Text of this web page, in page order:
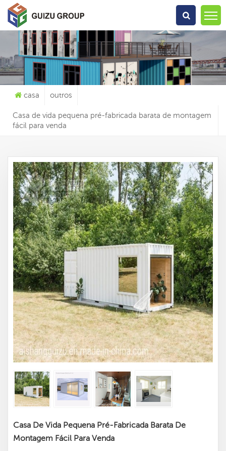
O Que Você Está Procurando?
casa outros
Casa de vida pequena pré-fabricada barata de montagem
fácil para venda
Casa De Vida Pequena Pré-Fabricada Barata De
Montagem Fácil Para Venda